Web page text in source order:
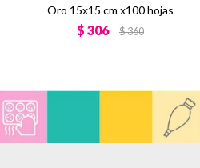
Oro 15x15 cm x100 hojas
$ 306 $360